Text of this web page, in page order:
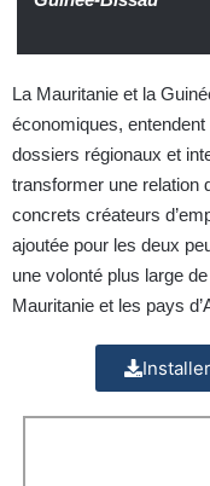
La Mauritanie et la
économiques,
dossiers régionaux et
transformer une relation
concrets créateurs
ajoutée pour les deux
une volonté plus large
Mauritanie et les pays